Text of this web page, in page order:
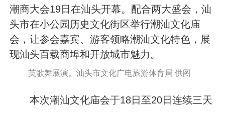
潮商大会19日在汕头开幕。配合两大盛会，汕
头市在小公园历史文化街区举行潮汕文化庙
会，让参会嘉宾、游客领略潮汕文化特色，展
现汕头百载商埠和开放城市魅力。
英歌舞展演。汕头市文化广电旅游体育局 供图
本次潮汕文化庙会于18日至20日连续三天